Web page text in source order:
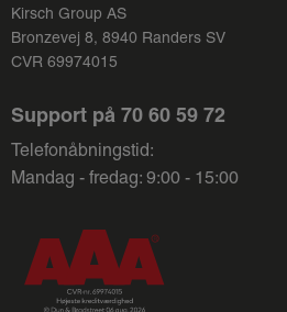
Kirsch Group AS
Bronzevej 8, 8940 Randers SV
CVR 69974015
Support på 70 60 59 72
Telefonåbningstid:
Mandag - fredag: 9:00 - 15:00